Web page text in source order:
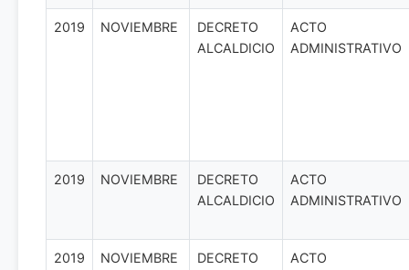
2019 NOVIEMBRE
DECRETO
ALCALDICIO
ACTO
ADMINISTRATIVO
2019 NOVIEMBRE
DECRETO
ALCALDICIO
ACTO
ADMINISTRATIVO
2019 NOVIEMBRE
DECRETO
ACTO